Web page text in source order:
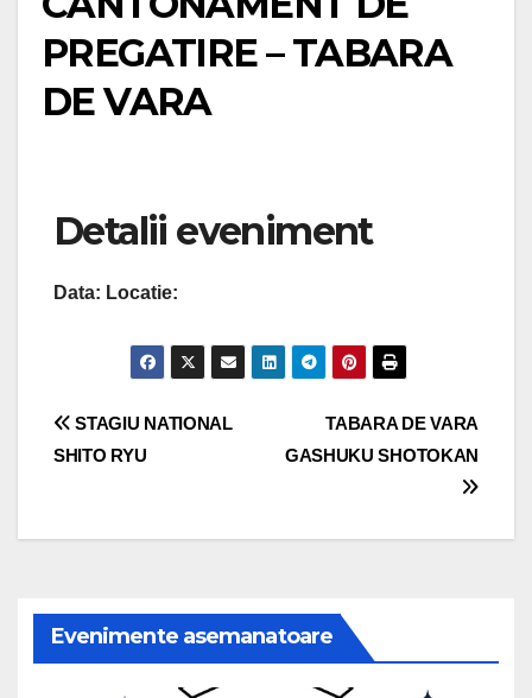
PREGATIRE – TABARA
DE VARA
Detalii eveniment
Data: Locatie:
Navigare
articole
TABARA DE VARA
GASHUKU SHOTOKAN
STAGIU NATIONAL
SHITO RYU
Evenimente asemanatoare